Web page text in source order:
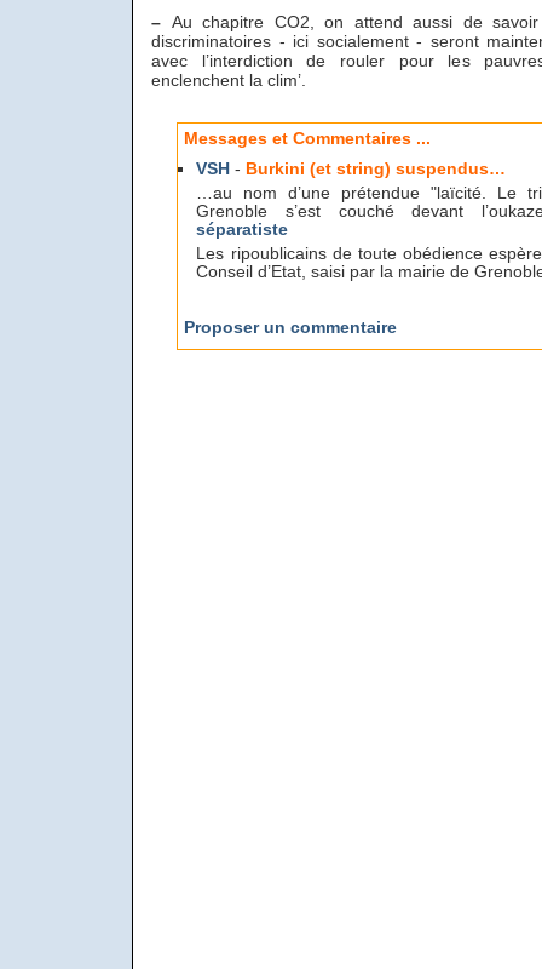
– Au chapitre CO2, on attend aussi de
discriminatoires - ici socialement - seront
avec l’interdiction de rouler pour les
enclenchent la clim’.
Messages et Commentaires ...
VSH- Burkini (et string) suspendus…
…au nom d’une prétendue "laïcité. Le
Grenoble s’est couché devant
séparatiste
Les ripoublicains de toute obédience
Conseil d’Etat, saisi par la mairie de
Proposer un commentaire